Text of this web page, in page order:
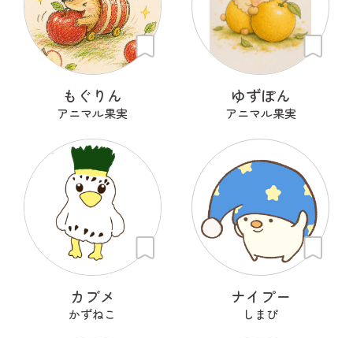
もぐりん
アニマル果実
ゆずぽん
アニマル果実
カブメ
かずねこ
ナイプー
しまぴ